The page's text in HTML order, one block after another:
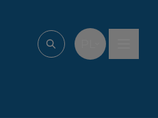
Wpisz, czego